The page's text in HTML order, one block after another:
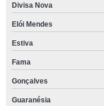
Divisa Nova
Elói Mendes
Estiva
Fama
Gonçalves
Guaranésia